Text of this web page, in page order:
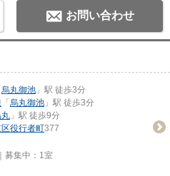
お問い合わせ
烏丸御池 」駅 徒歩3分
「 烏丸御池 」駅 徒歩3分
」駅 徒歩9分
役行者町377
募集中： 1室